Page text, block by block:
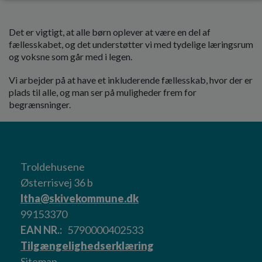
Det er vigtigt, at alle børn oplever at være en del af
fællesskabet, og det understøtter vi med tydelige læringsrum
og voksne som går med i legen.
Vi arbejder på at have et inkluderende fællesskab, hvor der er
plads til alle, og man ser på muligheder frem for
begrænsninger.
Troldehusene
Østerrisvej 36 b
ltha@skivekommune.dk
99153370
EAN NR.
5790000402533
Tilgængelighedserklæring